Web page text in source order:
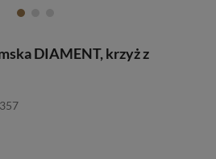
DIAMENT, krzyż z